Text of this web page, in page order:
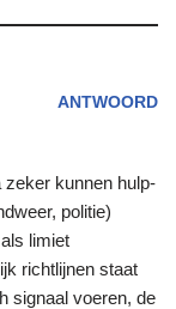
ANTWOORD
kunnen hulp-
politie)
limiet
richtlijnen staat
signaal voeren, de